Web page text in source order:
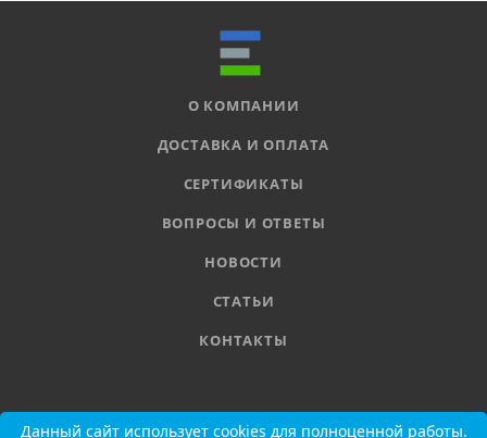
О КОМПАНИИ
ДОСТАВКА И ОПЛАТА
СЕРТИФИКАТЫ
ВОПРОСЫ И ОТВЕТЫ
НОВОСТИ
СТАТЬИ
КОНТАКТЫ
8 800 555-11-78
Данный сайт использует cookies для полноценной работы.
Данный сайт использует cookies для полноценной работы.